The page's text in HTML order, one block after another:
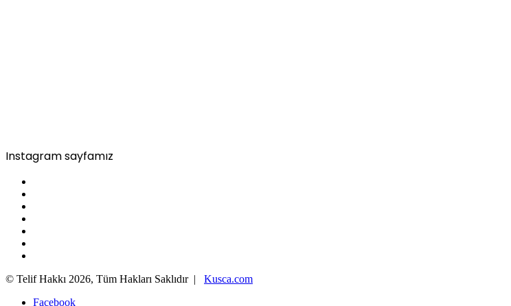
Instagram sayfamız
© Telif Hakkı 2026, Tüm Hakları Saklıdır | Kusca.com
Facebook